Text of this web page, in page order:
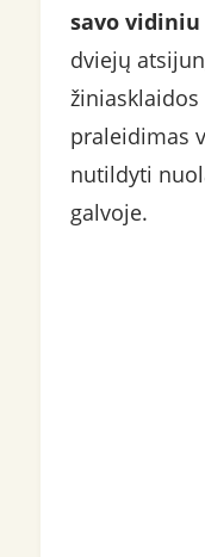
savo
dviejų
praleidimas
nutildyti
galvoje.